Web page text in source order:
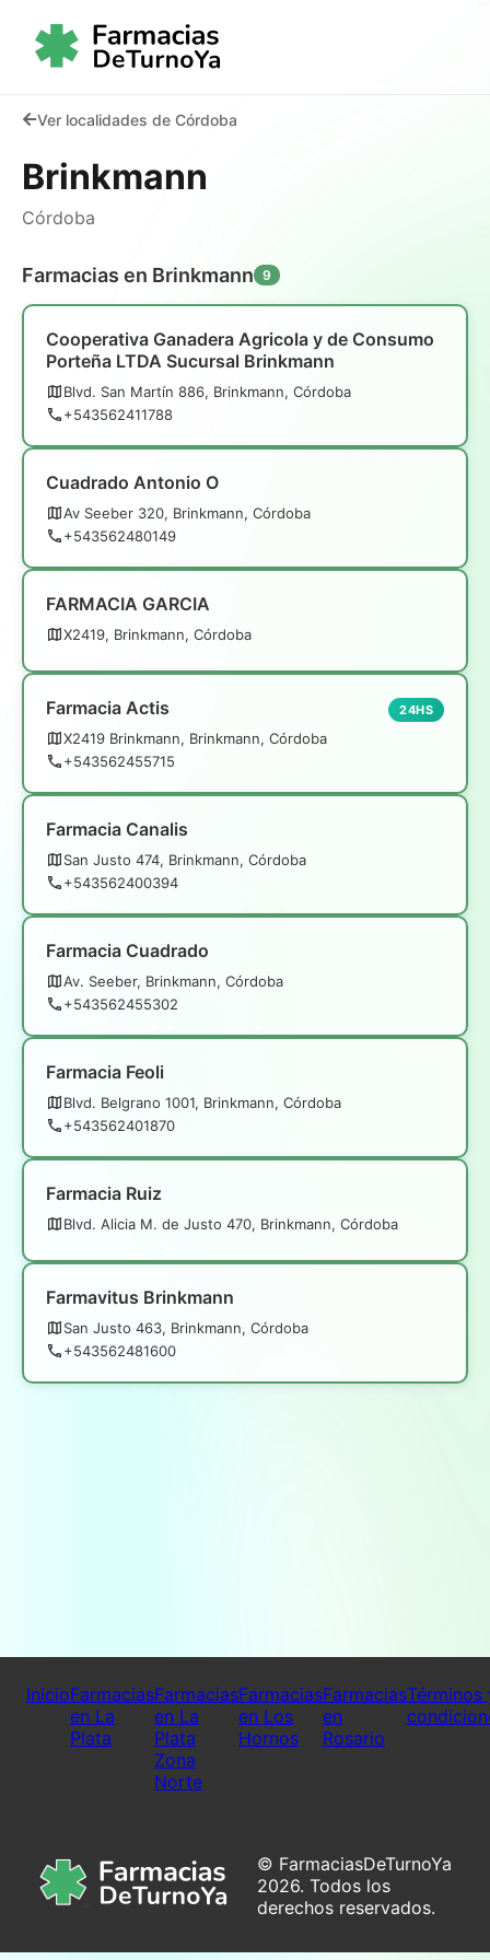
Ver localidades de Córdoba
Brinkmann
Córdoba
Farmacias en Brinkmann 9
Cooperativa Ganadera Agricola y de Consumo
Porteña LTDA Sucursal Brinkmann
Blvd. San Martín 886, Brinkmann, Córdoba
+543562411788
Cuadrado Antonio O
Av Seeber 320, Brinkmann, Córdoba
+543562480149
FARMACIA GARCIA
X2419, Brinkmann, Córdoba
Farmacia Actis
X2419 Brinkmann, Brinkmann, Córdoba
+543562455715
24HS
Farmacia Canalis
San Justo 474, Brinkmann, Córdoba
+543562400394
Farmacia Cuadrado
Av. Seeber, Brinkmann, Córdoba
+543562455302
Farmacia Feoli
Blvd. Belgrano 1001, Brinkmann, Córdoba
+543562401870
Farmacia Ruiz
Blvd. Alicia M. de Justo 470, Brinkmann, Córdoba
Farmavitus Brinkmann
San Justo 463, Brinkmann, Córdoba
+543562481600
InicioFarmacias
en La
Plata
Farmacias
en La
Plata
Zona
Norte
Farmacias
en Los
Hornos
Farmacias
en
Rosario
Términos
© FarmaciasDeTurnoYa
2026. Todos los
derechos reservados.